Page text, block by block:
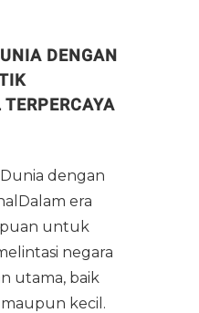
DENGAN
dengan
era
untuk
negara
utama, baik
kecil.